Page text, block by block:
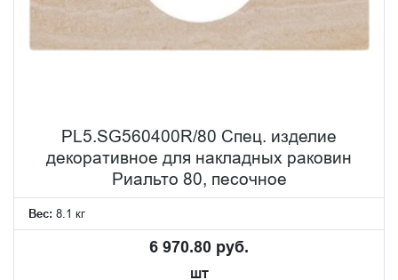
PL5.SG560400R/80 Спец. изделие
декоративное для накладных раковин
Риальто 80, песочное
Вес: 8.1 кг
6 970.80 руб.
шт